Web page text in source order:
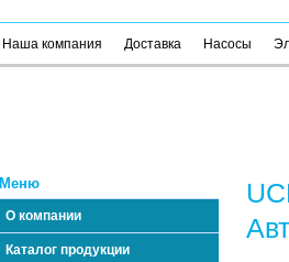
Наша компания Доставка Насосы
Меню
О компании
Каталог продукции